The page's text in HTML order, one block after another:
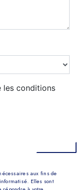
les conditions
aux fins de
Elles sont